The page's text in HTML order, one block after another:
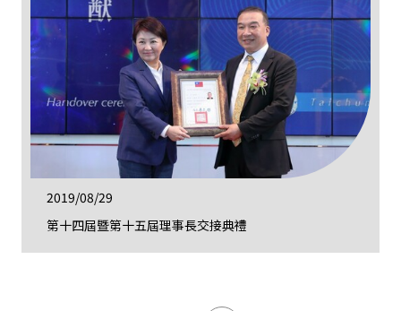
2019/08/29
第十四屆暨第十五屆理事長交接典禮